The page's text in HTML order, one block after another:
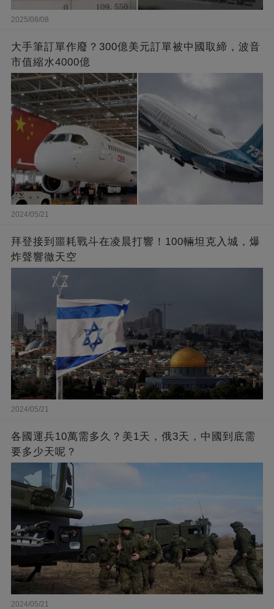
2025/08/08
大手筆訂單作廢？300億美元訂單被中國取締，波音
市值縮水4000億
2024/05/21
拜登接到噩耗戰斗在凌晨打響！100輛坦克入城，爆
炸聲響徹天空
2024/05/21
各國運兵10萬需多久？美1天，俄3天，中國到底需
要多少天呢？
2024/05/21